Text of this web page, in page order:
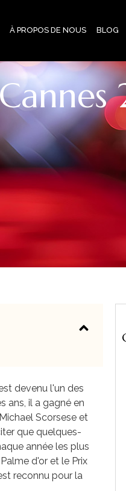
À PROPOS DE NOUS BLOG
devenu l'un des
ans, il a gagné en
Scorsese et
que quelques-
année les plus
d'or et le Prix
reconnu pour la